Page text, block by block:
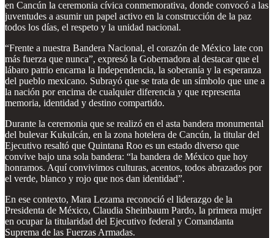
en Cancún la ceremonia cívica conmemorativa, donde convocó a las
juventudes a asumir un papel activo en la construcción de la paz
todos los días, el respeto y la unidad nacional.
“Frente a nuestra Bandera Nacional, el corazón de México late con
más fuerza que nunca”, expresó la Gobernadora al destacar que el
lábaro patrio encarna la Independencia, la soberanía y la esperanza
del pueblo mexicano. Subrayó que se trata de un símbolo que une a
la nación por encima de cualquier diferencia y que representa
memoria, identidad y destino compartido.
Durante la ceremonia que se realizó en el asta bandera monumental
del bulevar Kukulcán, en la zona hotelera de Cancún, la titular del
Ejecutivo resaltó que Quintana Roo es un estado diverso que
convive bajo una sola bandera: “la bandera de México que hoy
honramos. Aquí convivimos culturas, acentos, todos abrazados por
el verde, blanco y rojo que nos dan identidad”.
En ese contexto, Mara Lezama reconoció el liderazgo de la
Presidenta de México, Claudia Sheinbaum Pardo, la primera mujer
en ocupar la titularidad del Ejecutivo federal y Comandanta
Suprema de las Fuerzas Armadas.